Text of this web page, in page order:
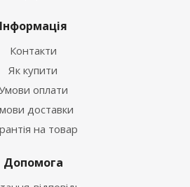
Інформація
Контакти
Як купити
оплати
доставки
на товар
Допомога